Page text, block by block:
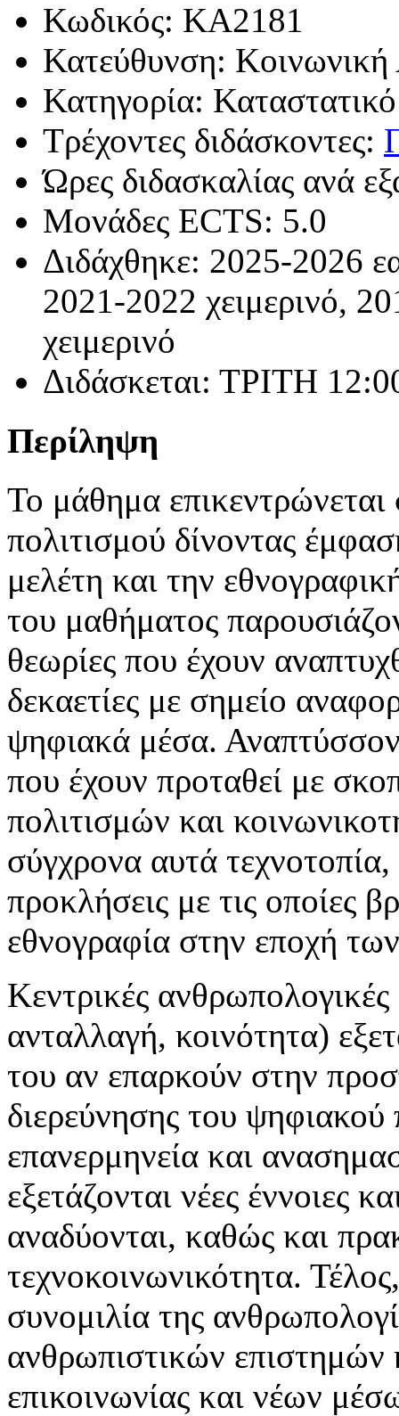
Κωδικός: ΚΑ2181
Κατεύθυνση:
Κατηγορία: Καταστατικό
Τρέχοντες διδάσκοντες:
Ώρες διδασκαλίας ανά
Μονάδες ECTS: 5.0
Διδάχθηκε: 2025-2026
2021-2022 χειμερινό,
χειμερινό
Διδάσκεται: ΤΡΙΤΗ
Περίληψη
Το μάθημα
πολιτισμού δίνοντας
μελέτη και την
του μαθήματος
θεωρίες που έχουν
δεκαετίες με σημείο
ψηφιακά μέσα.
που έχουν προταθεί με
πολιτισμών και
σύγχρονα αυτά τεχνοτοπία,
προκλήσεις με τις οποίες
εθνογραφία στην εποχή
Κεντρικές
ανταλλαγή, κοινότητα)
του αν επαρκούν στην
διερεύνησης του ψηφιακού
επανερμηνεία και
εξετάζονται νέες έννοιες
αναδύονται, καθώς και
τεχνοκοινωνικότητα.
συνομιλία της
ανθρωπιστικών
επικοινωνίας και νέων